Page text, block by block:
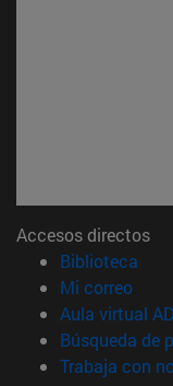
Accesos directos
Biblioteca
Mi correo
Aula virtual
Búsqueda de
Trabaja con